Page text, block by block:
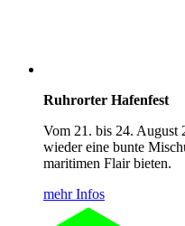
Ruhrorter Hafenfest
Vom 21. bis 24. August
wieder eine bunte
maritimen Flair bieten.
mehr Infos